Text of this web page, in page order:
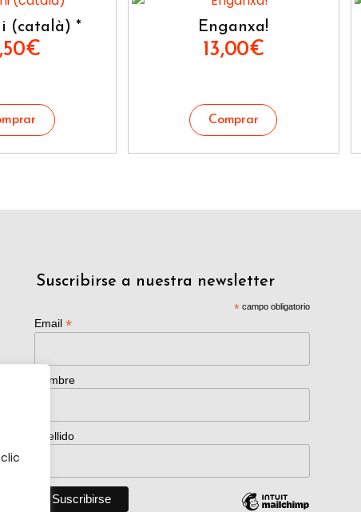
(català) *
€
Enganxa!
13,00€
Suscribirse a nuestra newsletter
* campo obligatorio
Email *
Nombre
Apellido